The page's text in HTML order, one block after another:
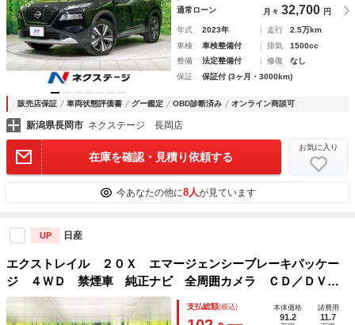
通常ローン 月々 32,700 円
年式 2023年 走行
2.5万km
車検
車検整備付 排気
1500cc
整備
法定整備付 修復
なし
保証
保証付 (3ヶ月・3000km)
販売店保証 車両状態評価書 グー鑑定 OBD診断済み オンライン商談可
新潟県長岡市 ネクステージ 長岡店
在庫を確認・見積り依頼する
お気に入り
今あなたの他に8人が見ています
UP 日産
エクストレイル ２０Ｘ エマージェンシーブレーキパッケー
ジ ４ＷＤ 禁煙車 純正ナビ 全周囲カメラ ＣＤ／ＤＶＤ
／フルセグ Ｂｌｕｅｔｏｏｔｈ接続 衝突軽減装置 クルー
ズコントロール ＬＥＤヘッドライト オートエアコン 前席
支払総額(税込) 本体価格
91.2
諸費用
11.7